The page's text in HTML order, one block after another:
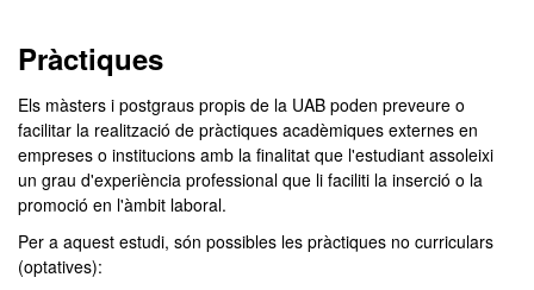
Pràctiques
Els màsters i postgraus propis de la UAB poden preveure o
facilitar la realització de pràctiques acadèmiques externes en
empreses o institucions amb la finalitat que l'estudiant assoleixi
un grau d'experiència professional que li faciliti la inserció o la
promoció en l'àmbit laboral.
Per a aquest estudi, són possibles les pràctiques no curriculars
(optatives):